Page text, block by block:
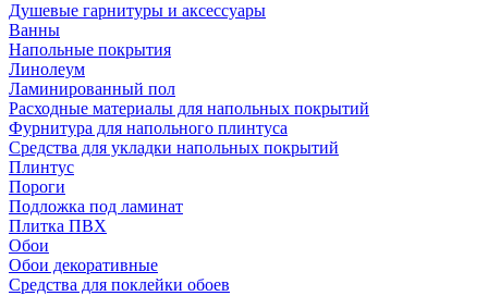
Душевые гарнитуры и аксессуары
Ванны
Напольные покрытия
Линолеум
Ламинированный пол
Расходные материалы для напольных покрытий
Фурнитура для напольного плинтуса
Средства для укладки напольных покрытий
Плинтус
Пороги
Подложка под ламинат
Плитка ПВХ
Обои
Обои декоративные
Средства для поклейки обоев